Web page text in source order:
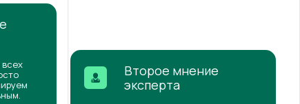
Второе мнение
эксперта